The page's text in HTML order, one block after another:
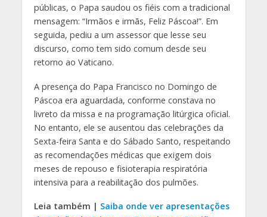
públicas, o Papa saudou os fiéis com a tradicional
mensagem: “Irmãos e irmãs, Feliz Páscoa!”. Em
seguida, pediu a um assessor que lesse seu
discurso, como tem sido comum desde seu
retorno ao Vaticano.
A presença do Papa Francisco no Domingo de
Páscoa era aguardada, conforme constava no
livreto da missa e na programação litúrgica oficial.
No entanto, ele se ausentou das celebrações da
Sexta-feira Santa e do Sábado Santo, respeitando
as recomendações médicas que exigem dois
meses de repouso e fisioterapia respiratória
intensiva para a reabilitação dos pulmões.
Leia também | Saiba onde ver apresentações